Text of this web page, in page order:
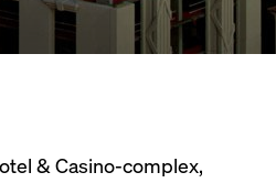
& Casino-complex,